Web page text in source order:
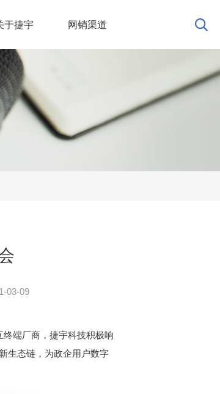
于捷宇 网销渠道
03-09
端厂商，捷宇科技积极响
生态链，为政企用户数字